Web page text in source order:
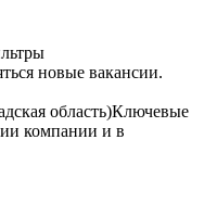
новые вакансии.
область)Ключевые
компании и в